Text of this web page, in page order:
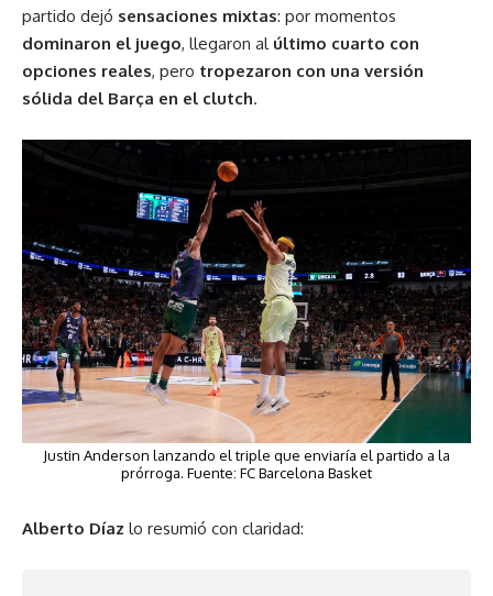
partido dejó sensaciones mixtas: por momentos
dominaron el juego, llegaron al último cuarto con
opciones reales, pero tropezaron con una versión
sólida del Barça en el clutch.
Justin Anderson lanzando el triple que enviaría el partido a la
prórroga. Fuente: FC Barcelona Basket
Alberto Díaz lo resumió con claridad: